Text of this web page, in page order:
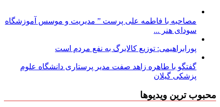
مصاحبه با فاطمه علی پرست ” مدیریت و موسس آموزشگاه
سودای هنر ...
پورابراهیمی: توزیع کالابرگ به نفع مردم است
گفتگو با طاهره زاهد صفت مدیر پرستاری دانشگاه علوم
پزشکی گیلان
محبوب ترین ویدیوها